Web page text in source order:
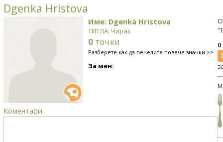
Dgenka Hristova
Име: Dgenka Hristova
ТИТЛА: Чирак
0 точки
Разберете как да печелите повече значки >>
За мен:
Коментари